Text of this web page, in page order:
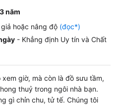
3 năm
hoặc nâng độ (đọc*)
- Khẳng định Uy tín và Chất
giờ, mà còn là đồ sưu tầm,
thuỷ trong ngôi nhà bạn.
gì chỉn chu, tử tế. Chúng tôi